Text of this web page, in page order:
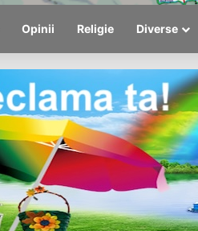
Opinii Religie Diverse